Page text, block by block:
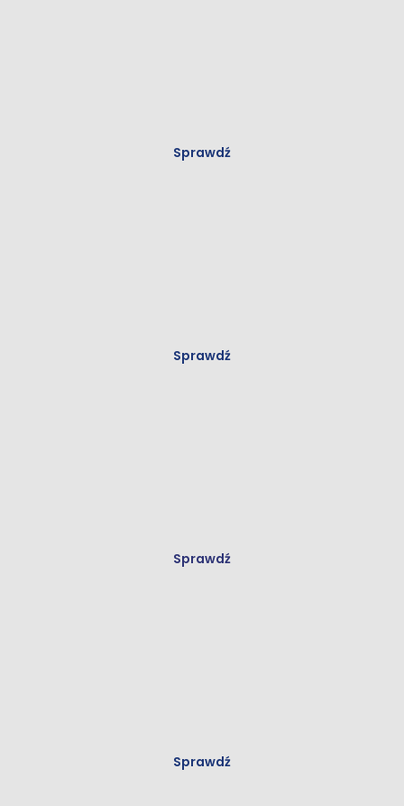
Sprawdź
Sprawdź
Sprawdź
Sprawdź